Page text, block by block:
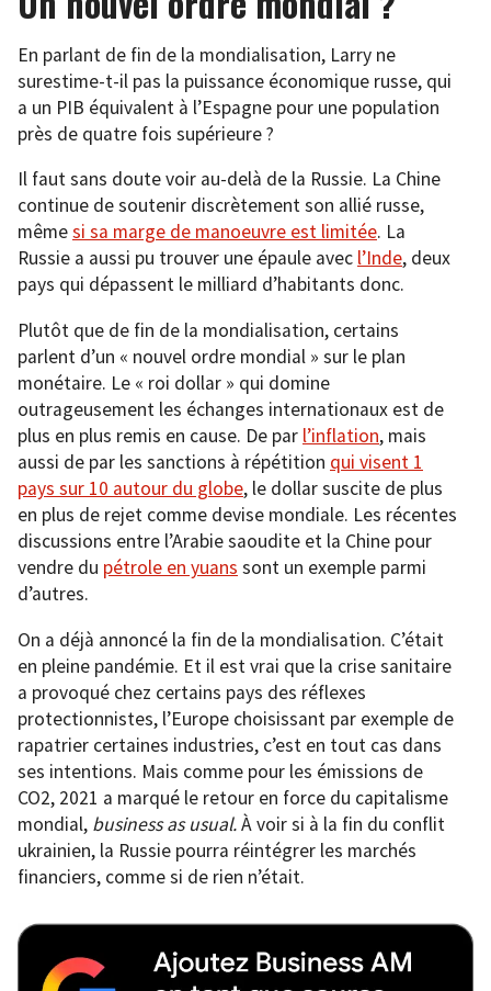
En parlant de fin de la mondialisation, Larry ne
surestime-t-il pas la puissance économique russe, qui
a un PIB équivalent à l’Espagne pour une population
près de quatre fois supérieure ?
Il faut sans doute voir au-delà de la Russie. La Chine
continue de soutenir discrètement son allié russe,
mêmesi sa marge de manoeuvre est limitée. La
Russie a aussi pu trouver une épaule avec l’Inde, deux
pays qui dépassent le milliard d’habitants donc.
Plutôt que de fin de la mondialisation, certains
parlent d’un « nouvel ordre mondial » sur le plan
monétaire. Le « roi dollar » qui domine
outrageusement les échanges internationaux est de
plus en plus remis en cause. De par l’inflation, mais
aussi de par les sanctions à répétition qui visent 1
pays sur 10 autour du globe, le dollar suscite de plus
en plus de rejet comme devise mondiale. Les récentes
discussions entre l’Arabie saoudite et la Chine pour
vendre du pétrole en yuans sont un exemple parmi
d’autres.
On a déjà annoncé la fin de la mondialisation. C’était
en pleine pandémie. Et il est vrai que la crise sanitaire
a provoqué chez certains pays des réflexes
protectionnistes, l’Europe choisissant par exemple de
rapatrier certaines industries, c’est en tout cas dans
ses intentions. Mais comme pour les émissions de
CO2, 2021 a marqué le retour en force du capitalisme
mondial, business as usual.À voir si à la fin du conflit
ukrainien, la Russie pourra réintégrer les marchés
financiers, comme si de rien n’était.